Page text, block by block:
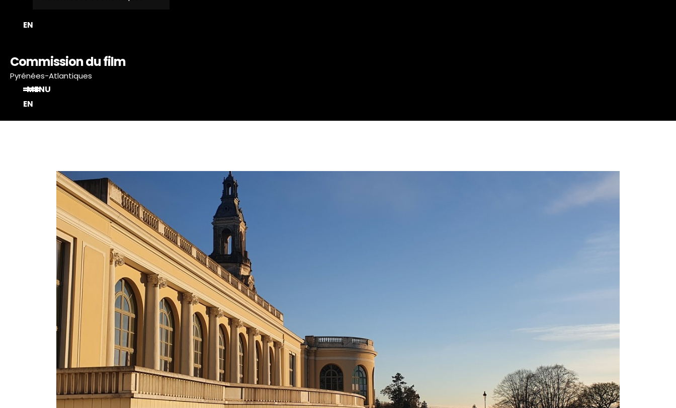
EN
Commission du film
Pyrénées-Atlantiques
MENU
EN